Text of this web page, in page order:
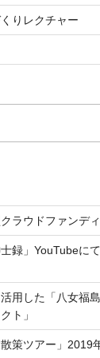
りレクチャー
ラウドファンデ
録」YouTubeに
用した「八女福
ト」
散策ツアー」2019